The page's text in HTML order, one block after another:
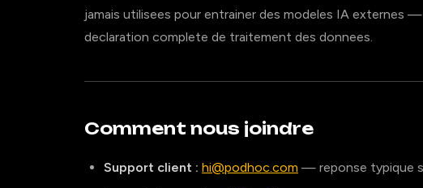
jamais utilisees pour entrainer des modeles IA externes —
declaration complete de traitement des donnees.
Comment nous joindre
Support client : hi@podhoc.com — reponse typique